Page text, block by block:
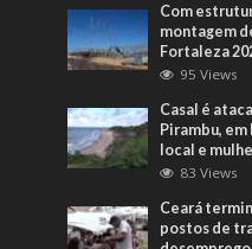
Com
montagem
Fortaleza
95 Views
Casal é
Pirambu,
local e
83 Views
Ceará
postos de